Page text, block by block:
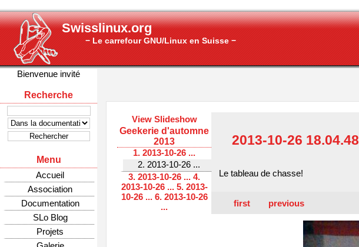
Swisslinux.org
− Le carrefour GNU/Linux en Suisse −
Bienvenue invité
Recherche
Menu
Accueil
Association
Documentation
SLo Blog
Projets
View Slideshow
Geekerie d'automne
2013
1. 2013-10-26 ...
2. 2013-10-26 ...
3. 2013-10-26 ... 4.
2013-10-26 ... 5. 2013-
10-26 ... 6. 2013-10-26
...
2013-10-26 18.04.48
Le tableau de chasse!
first previous